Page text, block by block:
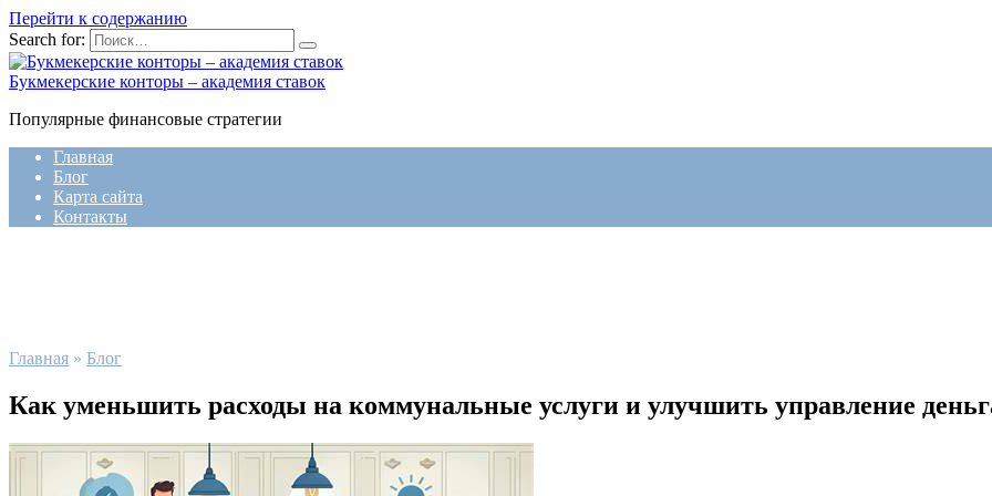
Перейти к содержанию
Search for:
Букмекерские конторы – академия ставок
Популярные финансовые стратегии
Главная
Блог
Карта сайта
Контакты
Главная » Блог
Как уменьшить расходы на коммунальные услуги и улучшить управление